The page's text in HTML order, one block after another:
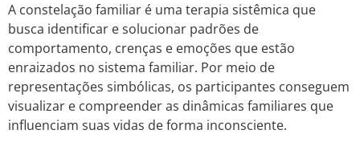
A constelação familiar é uma terapia sistêmica que
busca identificar e solucionar padrões de
comportamento, crenças e emoções que estão
enraizados no sistema familiar. Por meio de
representações simbólicas, os participantes conseguem
visualizar e compreender as dinâmicas familiares que
influenciam suas vidas de forma inconsciente.